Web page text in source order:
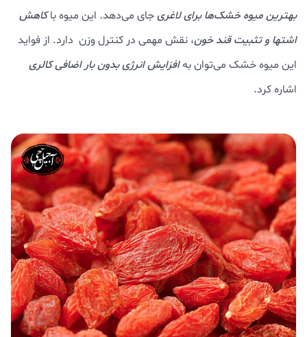
بهترین میوه خشک‌ها برای لاغریجای می‌دهد. این میوه باکاهش
اشتها و تثبیت قند خون، نقش مهمی در کنترل وزن دارد. از فواید
این میوه خشک می‌توان بهافزایش انرژی بدون بار اضافی کالری
اشاره کرد.